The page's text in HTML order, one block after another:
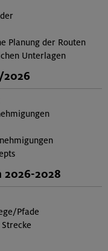
Planung der Routen
Unterlagen
2026
2026-2028
Pfade